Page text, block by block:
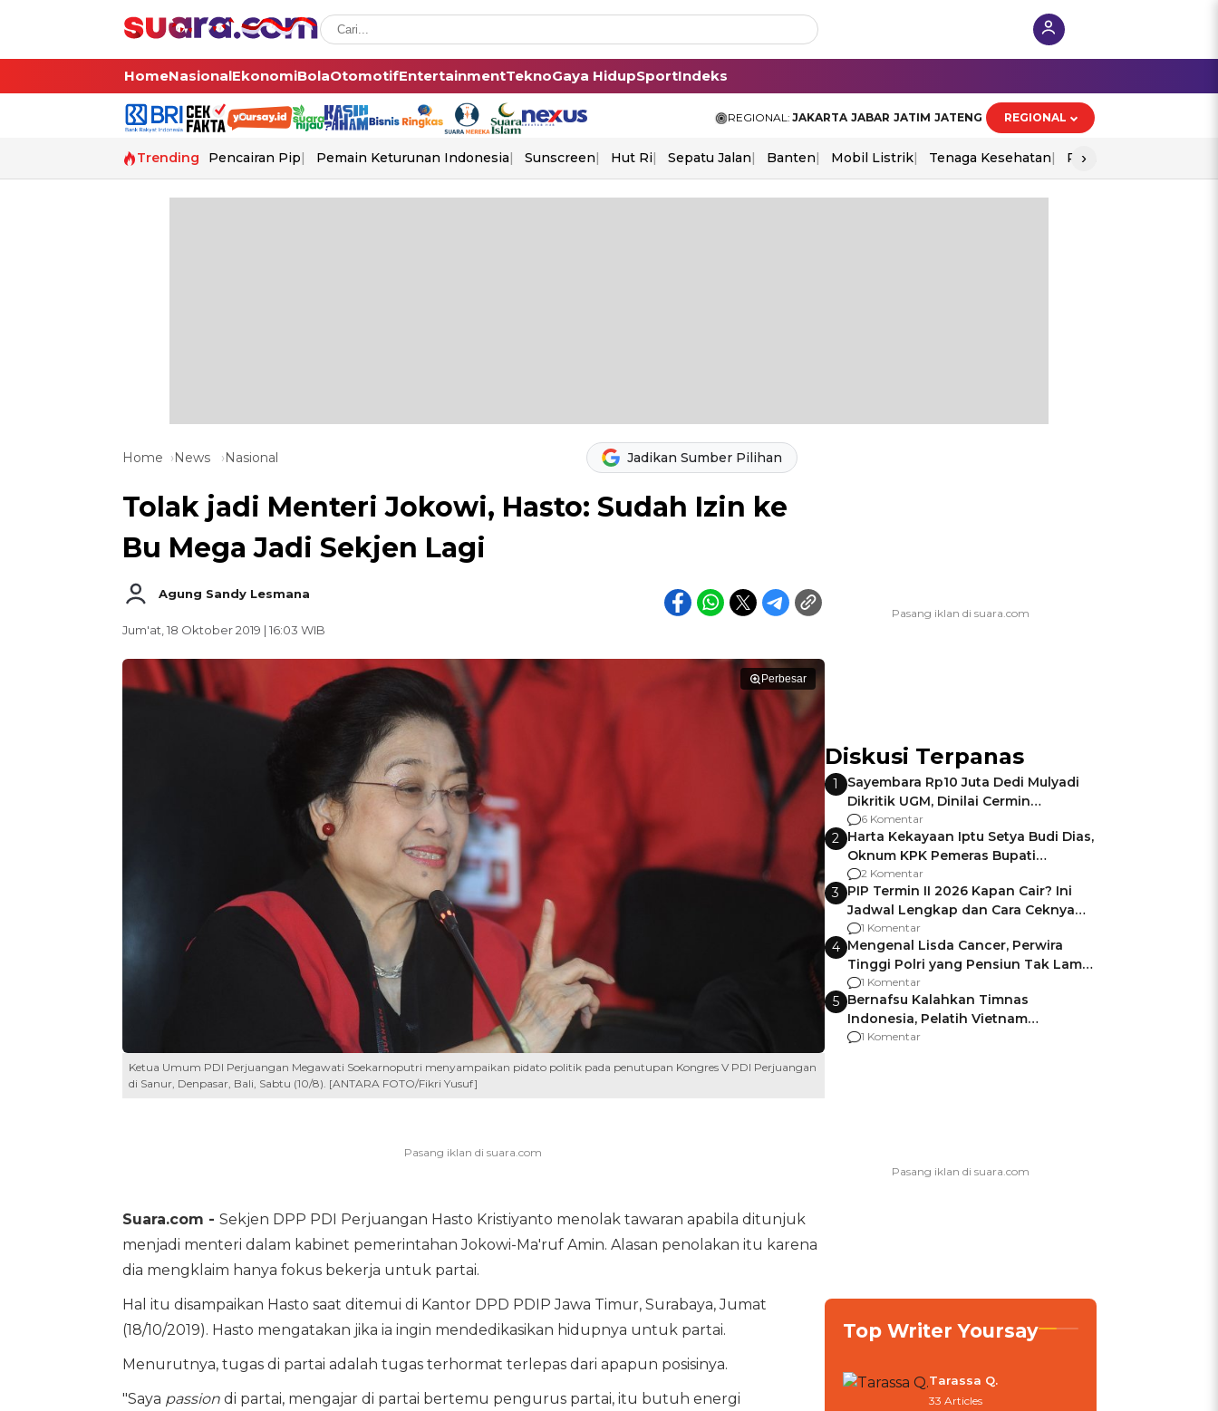
HomeNasionalEkonomiBolaOtomotifEntertainmentTeknoGaya HidupSportIndeks
REGIONAL: JAKARTA JABAR JATIM JATENG REGIONAL
Trending Pencairan Pip Pemain Keturunan Indonesia Sunscreen Hut Ri Sepatu Jalan Banten Mobil Listrik Tenaga Kesehatan Perang As-Iran
›
Home News Nasional Jadikan Sumber Pilihan
Tolak jadi Menteri Jokowi, Hasto: Sudah Izin ke
Bu Mega Jadi Sekjen Lagi
Agung Sandy Lesmana
Jum'at, 18 Oktober 2019 | 16:03 WIB
Perbesar
Ketua Umum PDI Perjuangan Megawati Soekarnoputri menyampaikan pidato politik pada penutupan Kongres V PDI Perjuangan
di Sanur, Denpasar, Bali, Sabtu (10/8). [ANTARA FOTO/Fikri Yusuf]
Suara.com - Sekjen DPP PDI Perjuangan Hasto Kristiyanto menolak tawaran apabila ditunjuk
menjadi menteri dalam kabinet pemerintahan Jokowi-Ma'ruf Amin. Alasan penolakan itu karena
dia mengklaim hanya fokus bekerja untuk partai.
Hal itu disampaikan Hasto saat ditemui di Kantor DPD PDIP Jawa Timur, Surabaya, Jumat
(18/10/2019). Hasto mengatakan jika ia ingin mendedikasikan hidupnya untuk partai.
Menurutnya, tugas di partai adalah tugas terhormat terlepas dari apapun posisinya.
"Saya passiondi partai, mengajar di partai bertemu pengurus partai, itu butuh energi
Diskusi Terpanas
1
Sayembara Rp10 Juta Dedi Mulyadi
Dikritik UGM, Dinilai Cermin
Gagalnya Negara Jamin Keamanan
6 Komentar
2 Harta Kekayaan Iptu Setya Budi Dias,
Oknum KPK Pemeras Bupati
Pemalang
2 Komentar
3 PIP Termin II 2026 Kapan Cair? Ini
Jadwal Lengkap dan Cara Ceknya
agar Dana Tidak Hangus!
1 Komentar
4 Mengenal Lisda Cancer, Perwira
Tinggi Polri yang Pensiun Tak Lama
Usai Jadi Brigjen
1 Komentar
5 Bernafsu Kalahkan Timnas
Indonesia, Pelatih Vietnam
Berencana Pakai Jimat di Pakansari
1 Komentar
Top Writer Yoursay
Tarassa Q.
33 Articles